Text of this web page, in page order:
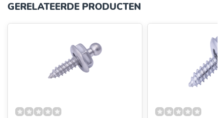
GERELATEERDE PRODUCTEN